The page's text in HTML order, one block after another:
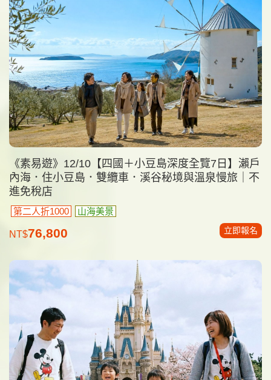
《素易遊》12/10【四國＋小豆島深度全覽7日】瀨戶
內海．住小豆島．雙纜車．溪谷秘境與溫泉慢旅｜不
進免稅店
第二人折1000 山海美景
NT$76,800 立即報名